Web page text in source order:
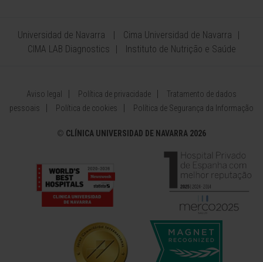
Universidad de Navarra
Cima Universidad de Navarra
CIMA LAB Diagnostics
Instituto de Nutrição e Saúde
Aviso legal Política de privacidade
Tratamento de dados
pessoais
Política de cookies Política de Segurança da Informação
© CLÍNICA UNIVERSIDAD DE NAVARRA 2026